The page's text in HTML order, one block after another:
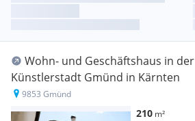
Wohn- und Geschäftshaus in der
Künstlerstadt Gmünd in Kärnten
9853 Gmünd
210 m²